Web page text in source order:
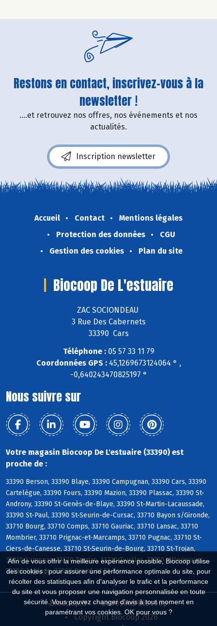
Afin de vous offrir la meilleure expérience possible, Biocoop utilise
des cookies : pour assurer une performance optimale du site, pour
récolter des statistiques afin d'analyser le trafic et la performance
du site et vous proposer une navigation personnalisée en toute
sécurité. Vous pouvez changer d'avis à tout moment en
paramétrant vos cookies. OK pour vous ?
Restons en contact, inscrivez-vous à la
newsletter !
....et retrouvez nos offres, nos événements et nos
actualités.
Inscription newsletter
Accueil Contact
Mentions légales
Protection des données
CGU
Gestion des cookies
Plan du site
Biocoop De L'estuaire
ZAC SOCIONDEAU
3 Rue Des Cabernets
33390 Cars
Téléphone :05 57 33 11 79
Coordonnées GPS :45,1269673124064 ° ,
-0,640243470825197 °
Nous suivre sur
Votre magasin Biocoop De L'estuaire (33390) est
proche de :
33390 Berson, 33390 Blaye, 33390 Campugnan, 33390 Cars, 33390
Cartelègue, 33390 Fours, 33390 Mazion, 33390 Plassac, 33390 St-
Androny, 33390 St-Genès-de-Blaye, 33390 St-Martin-Lacaussade,
33390 St-Paul, 33390 St-Seurin-de-Cursac, 33710 Bayon s/Gironde,
33710 Bourg, 33710 Comps, 33710 Gauriac, 33710 Lansac, 33710
Mombrier, 33710 Prignac-et-Marcamps, 33710 Pugnac, 33710 St-
Ciers-de-Canesse, 33710 St-Seurin-de-Bourg, 33710 St-Trojan,
33710 Samonac, 33710 Tauriac, 33710 Teuillac, 33710 Villeneuve,
33390 Anglade, 33820 Braud-et-St-Louis
Biocoop.fr
Le réseau Biocoop
Copyright Biocoop 2026